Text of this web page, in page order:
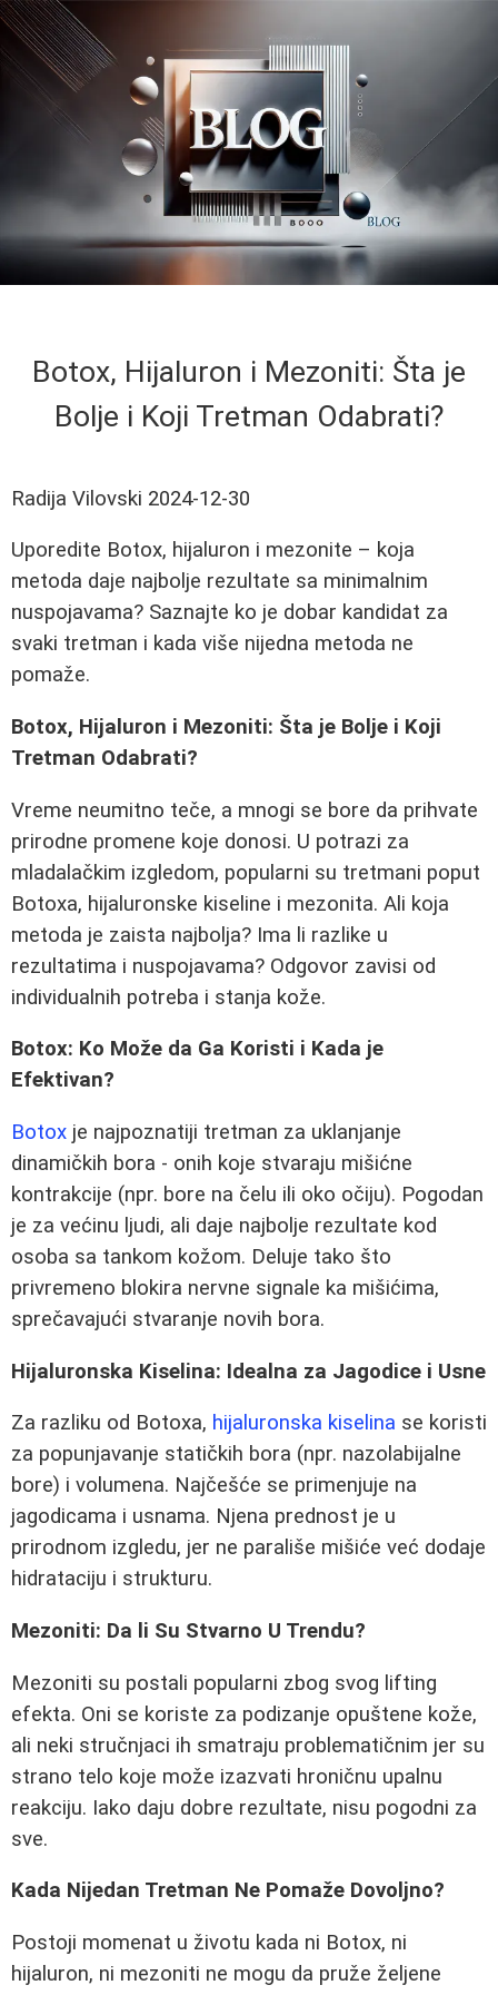
Botox, Hijaluron i Mezoniti: Šta je
Bolje i Koji Tretman Odabrati?
Radija Vilovski 2024-12-30
Uporedite Botox, hijaluron i mezonite – koja
metoda daje najbolje rezultate sa minimalnim
nuspojavama? Saznajte ko je dobar kandidat za
svaki tretman i kada više nijedna metoda ne
pomaže.
Botox, Hijaluron i Mezoniti: Šta je Bolje i Koji
Tretman Odabrati?
Vreme neumitno teče, a mnogi se bore da prihvate
prirodne promene koje donosi. U potrazi za
mladalačkim izgledom, popularni su tretmani poput
Botoxa, hijaluronske kiseline i mezonita. Ali koja
metoda je zaista najbolja? Ima li razlike u
rezultatima i nuspojavama? Odgovor zavisi od
individualnih potreba i stanja kože.
Botox: Ko Može da Ga Koristi i Kada je
Efektivan?
Botox je najpoznatiji tretman za uklanjanje
dinamičkih bora - onih koje stvaraju mišićne
kontrakcije (npr. bore na čelu ili oko očiju). Pogodan
je za većinu ljudi, ali daje najbolje rezultate kod
osoba sa tankom kožom. Deluje tako što
privremeno blokira nervne signale ka mišićima,
sprečavajući stvaranje novih bora.
Hijaluronska Kiselina: Idealna za Jagodice i Usne
Za razliku od Botoxa, hijaluronska kiselina se koristi
za popunjavanje statičkih bora (npr. nazolabijalne
bore) i volumena. Najčešće se primenjuje na
jagodicama i usnama. Njena prednost je u
prirodnom izgledu, jer ne parališe mišiće već dodaje
hidrataciju i strukturu.
Mezoniti: Da li Su Stvarno U Trendu?
Mezoniti su postali popularni zbog svog lifting
efekta. Oni se koriste za podizanje opuštene kože,
ali neki stručnjaci ih smatraju problematičnim jer su
strano telo koje može izazvati hroničnu upalnu
reakciju. Iako daju dobre rezultate, nisu pogodni za
sve.
Kada Nijedan Tretman Ne Pomaže Dovoljno?
Postoji momenat u životu kada ni Botox, ni
hijaluron, ni mezoniti ne mogu da pruže željene